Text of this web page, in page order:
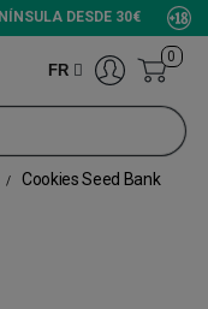
DESDE 30€
FR
0
Cookies Seed Bank